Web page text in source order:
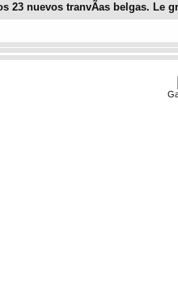
23 nuevos tranvÃ­as belgas. Le